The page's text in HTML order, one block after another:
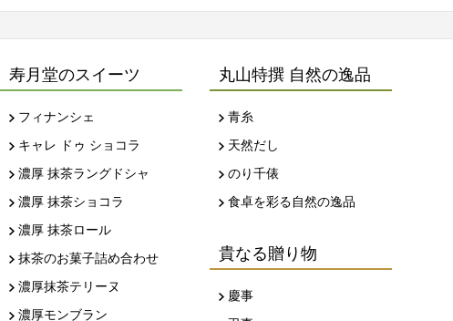
寿月堂のスイーツ
フィナンシェ
キャレ ドゥ ショコラ
濃厚 抹茶ラングドシャ
濃厚 抹茶ショコラ
濃厚 抹茶ロール
抹茶のお菓子詰め合わせ
濃厚抹茶テリーヌ
濃厚モンブラン
丸山特撰 自然の逸品
青糸
天然だし
のり千俵
食卓を彩る自然の逸品
貴なる贈り物
慶事